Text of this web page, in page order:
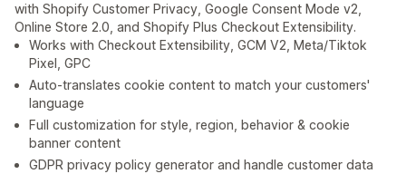
with Shopify Customer Privacy, Google Consent Mode v2,
Online Store 2.0, and Shopify Plus Checkout Extensibility.
Works with Checkout Extensibility, GCM V2, Meta/Tiktok
Pixel, GPC
Auto-translates cookie content to match your customers'
language
Full customization for style, region, behavior & cookie
banner content
GDPR privacy policy generator and handle customer data